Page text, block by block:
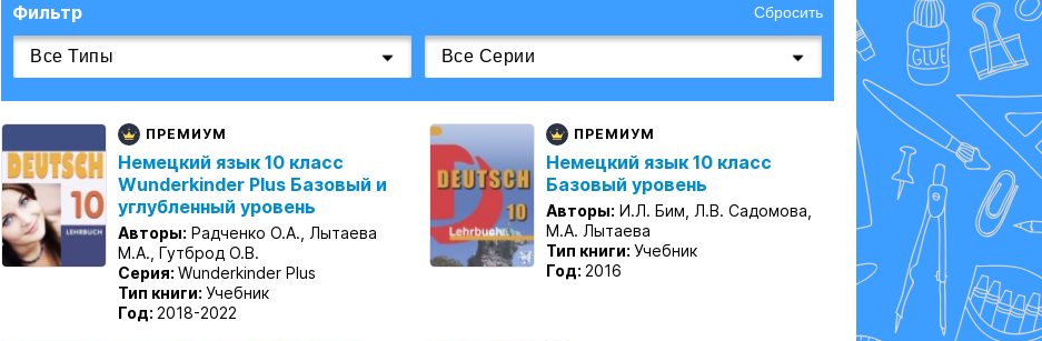
Фильтр Сбросить
ПРЕМИУМ
Немецкий язык 10 класс
Wunderkinder Plus Базовый и
углубленный уровень
Авторы: Радченко О.А., Лытаева
М.А., Гутброд О.В.
Серия: Wunderkinder Plus
Тип книги: Учебник
Год: 2018-2022
ПРЕМИУМ
Немецкий язык 10 класс
Базовый уровень
Авторы: И.Л. Бим, Л.В. Садомова,
М.А. Лытаева
Тип книги: Учебник
Год: 2016